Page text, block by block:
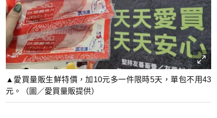
▲愛買量販生鮮特價，加10元多一件限時5天，單包不用43
元。（圖／愛買量販提供）